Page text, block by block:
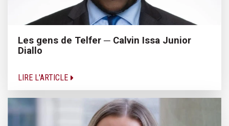
Les gens de Telfer ─ Calvin Issa Junior
Diallo
LIRE L'ARTICLE